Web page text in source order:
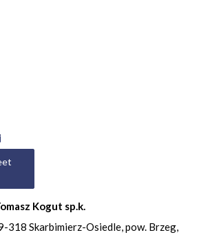
Kogut sp.k.
318 Skarbimierz-Osiedle, pow. Brzeg,